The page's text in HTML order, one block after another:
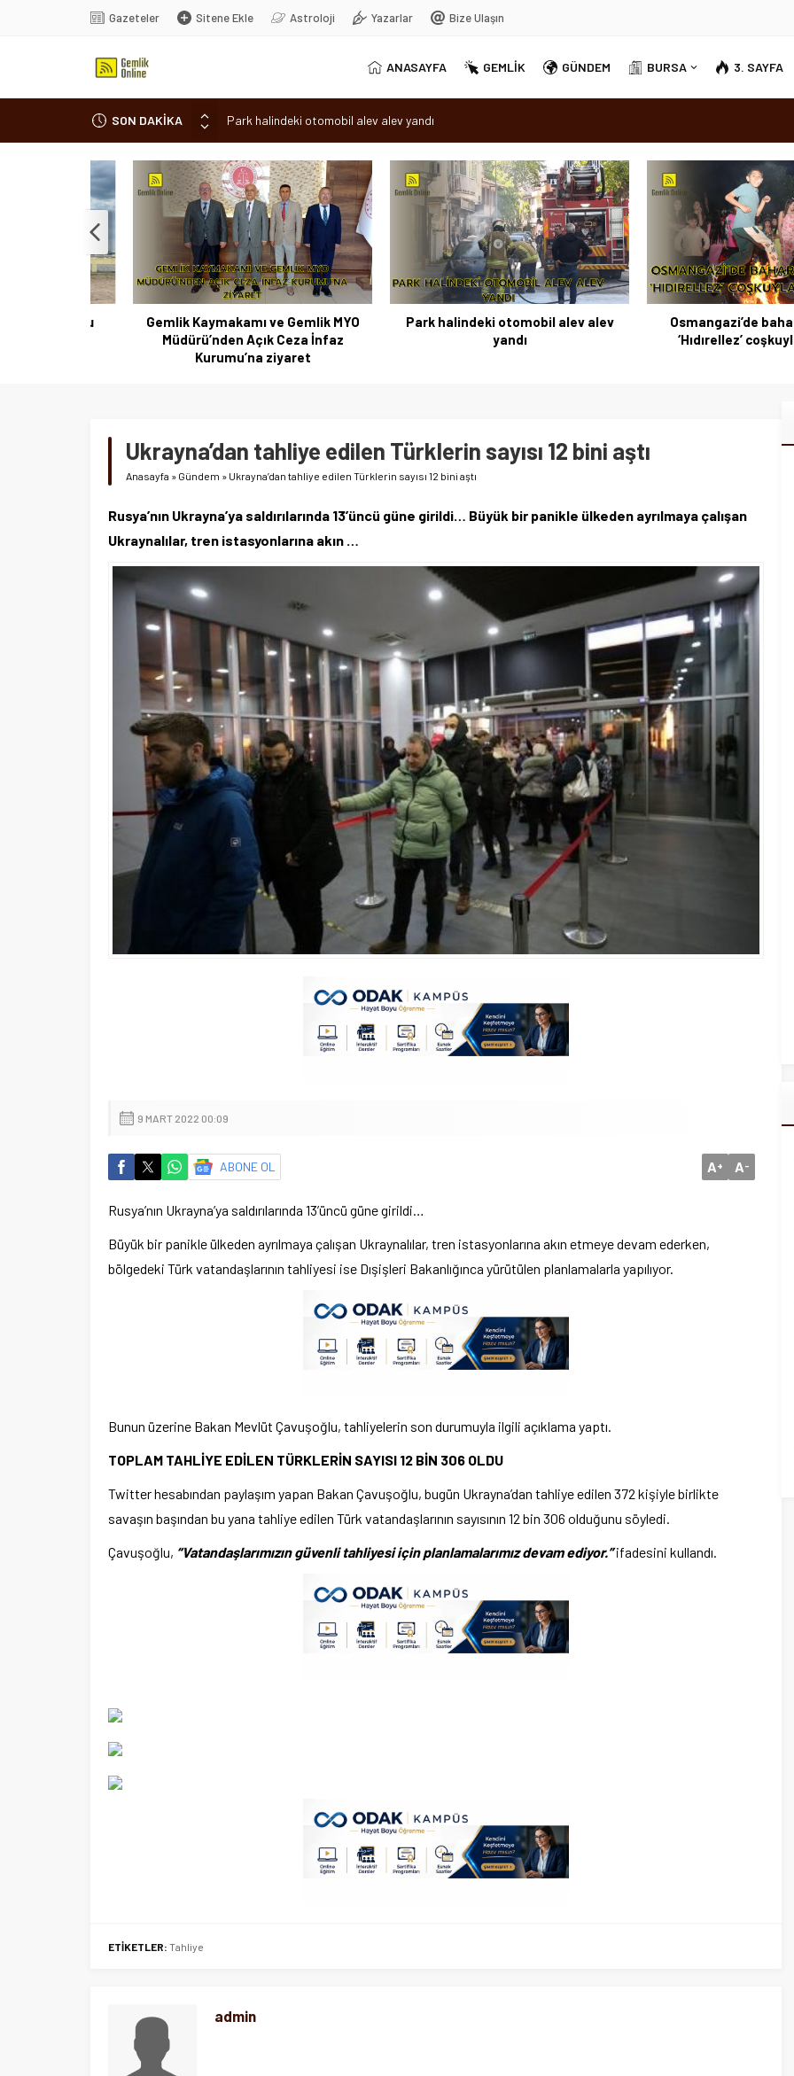
Gazeteler Sitene Ekle Astroloji Yazarlar Bize Ulaşın
ANASAYFA GEMLİK GÜNDEM BURSA 3. SAYFA
SON DAKİKA
Park halindeki otomobil alev alev yandı
Osmangazi’de baharın müjdesi ‘Hıdırellez’ coşkuyla kutlandı
7 aylık hamileyken evden çıktı, sırra kadem bastı
Nilüfer’de ruhsat süreçlerinde “Ortak Akıl” dönemi
Romanya’da Hıdırellez Coşkusu
Gemlik Kaymakamı ve Gemlik MYO
Müdürü’nden Açık Ceza İnfaz
Kurumu’na ziyaret
Park halindeki otomobil alev alev
Osmangazi’de baharın
‘Hıdırellez’ coşkuyla
Ukrayna’dan tahliye edilen Türklerin sayısı 12 bini aştı
Anasayfa » Gündem » Ukrayna’dan tahliye edilen Türklerin sayısı 12 bini aştı
Rusya’nın Ukrayna’ya saldırılarında 13’üncü güne girildi… Büyük bir panikle ülkeden ayrılmaya çalışan
Ukraynalılar, tren istasyonlarına akın …
9 MART 2022 00:09
ABONE OL A+ A-
Rusya’nın Ukrayna’ya saldırılarında 13’üncü güne girildi…
Büyük bir panikle ülkeden ayrılmaya çalışan Ukraynalılar, tren istasyonlarına akın etmeye devam ederken,
bölgedeki Türk vatandaşlarının tahliyesi ise Dışişleri Bakanlığınca yürütülen planlamalarla yapılıyor.
Bunun üzerine Bakan Mevlüt Çavuşoğlu, tahliyelerin son durumuyla ilgili açıklama yaptı.
TOPLAM TAHLİYE EDİLEN TÜRKLERİN SAYISI 12 BİN 306 OLDU
Twitter hesabından paylaşım yapan Bakan Çavuşoğlu, bugün Ukrayna’dan tahliye edilen 372 kişiyle birlikte
savaşın başından bu yana tahliye edilen Türk vatandaşlarının sayısının 12 bin 306 olduğunu söyledi.
Çavuşoğlu, “Vatandaşlarımızın güvenli tahliyesi için planlamalarımız devam ediyor.”ifadesini kullandı.
ETİKETLER: Tahliye
admin